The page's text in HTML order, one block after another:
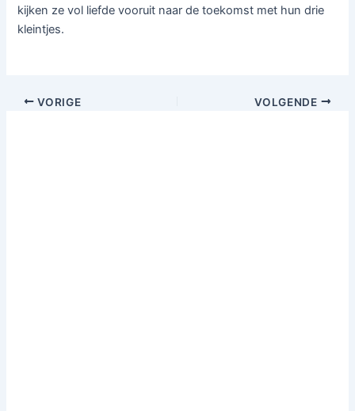
kijken ze vol liefde vooruit naar de toekomst met hun drie
kleintjes.
VORIGE VOLGENDE